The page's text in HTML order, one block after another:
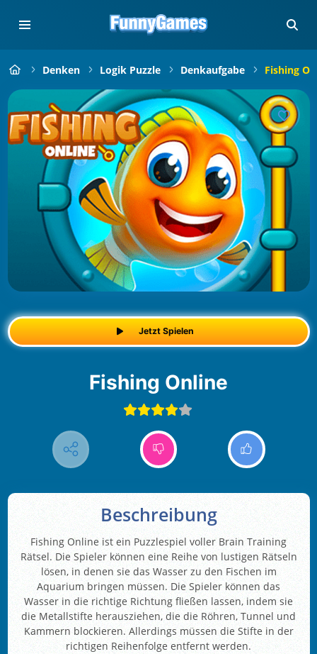
Denken Logik Puzzle Denkaufgabe Fishing
Jetzt Spielen
Fishing Online
Beschreibung
Fishing Online ist ein Puzzlespiel voller Brain Training
Rätsel. Die Spieler können eine Reihe von lustigen Rätseln
lösen, in denen sie das Wasser zu den Fischen im
Aquarium bringen müssen. Die Spieler können das
Wasser in die richtige Richtung fließen lassen, indem sie
die Metallstifte herausziehen, die die Röhren, Tunnel und
Kammern blockieren. Allerdings müssen die Stifte in der
richtigen Reihenfolge entfernt werden.